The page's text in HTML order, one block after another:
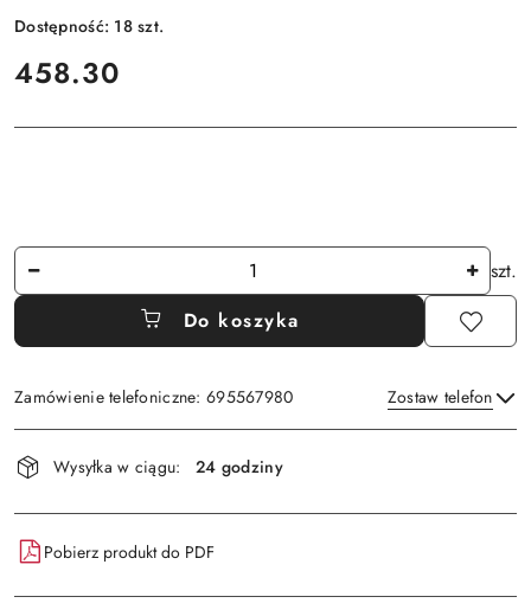
Dostępność: 18szt.
cena:
458.30
Ilość
szt.
Do koszyka
Zamówienie telefoniczne: 695567980 Zostaw telefon
Dostępność
i
dostawa
Wysyłka w ciągu: 24 godziny
Pobierz produkt do PDF